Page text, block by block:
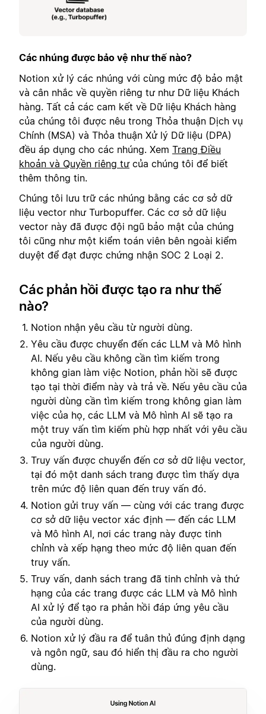
Các nhúng được bảo vệ như thế nào?
Notion xử lý các nhúng với cùng mức độ bảo mật
và cân nhắc về quyền riêng tư như Dữ liệu Khách
hàng. Tất cả các cam kết về Dữ liệu Khách hàng
của chúng tôi được nêu trong Thỏa thuận Dịch vụ
Chính (MSA) và Thỏa thuận Xử lý Dữ liệu (DPA)
đều áp dụng cho các nhúng. Xem Trang Điều
khoản và Quyền riêng tưcủa chúng tôi để biết
thêm thông tin.
Chúng tôi lưu trữ các nhúng bằng các cơ sở dữ
liệu vector như Turbopuffer. Các cơ sở dữ liệu
vector này đã được đội ngũ bảo mật của chúng
tôi cũng như một kiểm toán viên bên ngoài kiểm
duyệt để đạt được chứng nhận SOC 2 Loại 2.
Các phản hồi được tạo ra như thế
nào?
Notion nhận yêu cầu từ người dùng.
Yêu cầu được chuyển đến các LLM và Mô hình
AI. Nếu yêu cầu không cần tìm kiếm trong
không gian làm việc Notion, phản hồi sẽ được
tạo tại thời điểm này và trả về. Nếu yêu cầu của
người dùng cần tìm kiếm trong không gian làm
việc của họ, các LLM và Mô hình AI sẽ tạo ra
một truy vấn tìm kiếm phù hợp nhất với yêu cầu
của người dùng.
Truy vấn được chuyển đến cơ sở dữ liệu vector,
tại đó một danh sách trang được tìm thấy dựa
trên mức độ liên quan đến truy vấn đó.
Notion gửi truy vấn — cùng với các trang được
cơ sở dữ liệu vector xác định — đến các LLM
và Mô hình AI, nơi các trang này được tinh
chỉnh và xếp hạng theo mức độ liên quan đến
truy vấn.
Truy vấn, danh sách trang đã tinh chỉnh và thứ
hạng của các trang được các LLM và Mô hình
AI xử lý để tạo ra phản hồi đáp ứng yêu cầu
của người dùng.
Notion xử lý đầu ra để tuân thủ đúng định dạng
và ngôn ngữ, sau đó hiển thị đầu ra cho người
dùng.